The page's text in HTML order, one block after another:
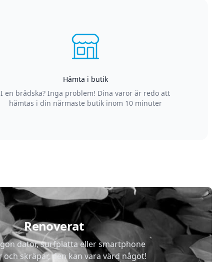
Hämta i butik
I en brådska? Inga problem! Dina varor är redo att
hämtas i din närmaste butik inom 10 minuter
Renoverat
dator, surfplatta eller smartphone
och skräpar, den kan vara värd något!